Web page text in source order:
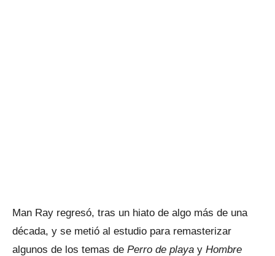
Man Ray regresó, tras un hiato de algo más de una
década, y se metió al estudio para remasterizar
algunos de los temas de Perro de playa y Hombre